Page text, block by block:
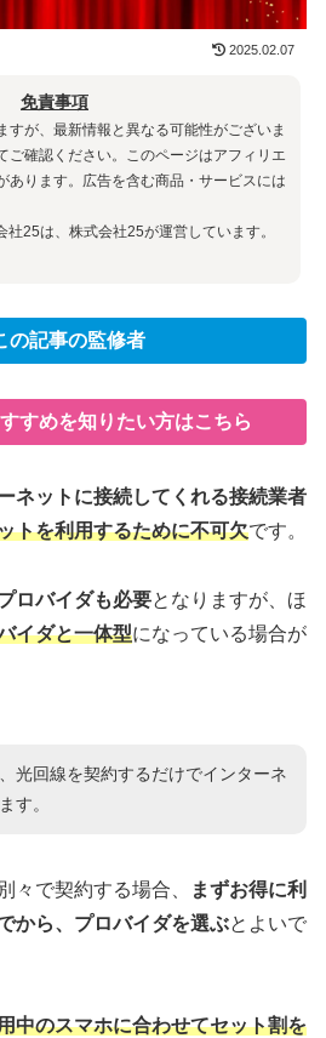
2025.02.07
免責事項
すが、最新情報と異なる可能性がございま
ご確認ください。このページはアフィリエ
あります。広告を含む商品・サービスには
25は、株式会社25が運営しています。
の記事の監修者
すめを知りたい方はこちら
ネットに接続してくれる接続業者
トを利用するために不可欠です。
ロバイダも必要となりますが、ほ
イダと一体型になっている場合が
光回線を契約するだけでインターネ
す。
々で契約する場合、
まずお得に利
から、プロバイダを選ぶとよいで
中のスマホに合わせてセット割を